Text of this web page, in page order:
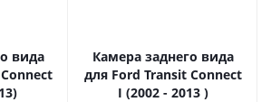
вида
Камера заднего вида
для Ford Transit Connect
I (2002 - 2013 )